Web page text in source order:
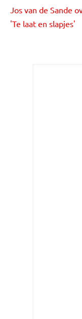
Jos van de Sande
'Te laat en slapjes'